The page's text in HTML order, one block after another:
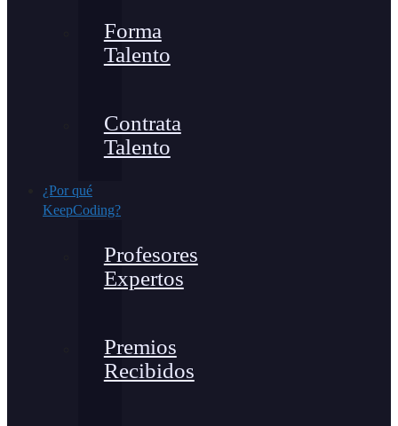
Forma
Talento
Contrata
Talento
¿Por qué
KeepCoding?
Profesores
Expertos
Premios
Recibidos